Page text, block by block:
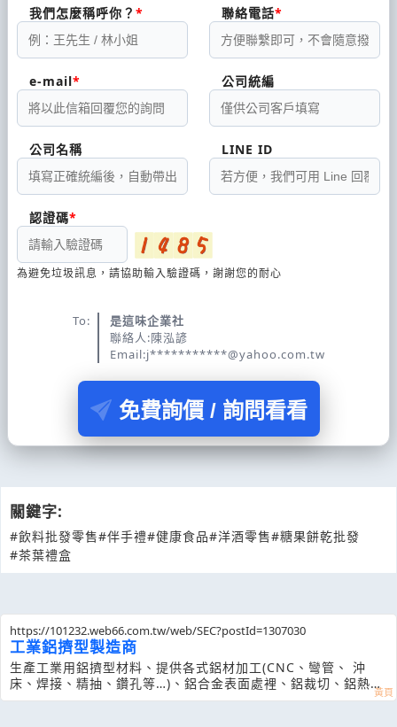
我們怎麼稱呼你？ 聯絡電話
e-mail 公司統編
公司名稱 LINE ID
認證碼
為避免垃圾訊息，請協助輸入驗證碼，謝謝您的耐心
To:
是這味企業社
聯絡人:陳泓諺
Email:j***********@yahoo.com.tw
免費詢價 / 詢問看看
關鍵字:
#飲料批發零售#伴手禮#健康食品#洋酒零售#糖果餅乾批發
#茶葉禮盒
https://101232.web66.com.tw/web/SEC?postId=1307030
工業鋁擠型製造商
生產工業用鋁擠型材料、提供各式鋁材加工(CNC、彎管、 沖
床、焊接、精抽、鑽孔等…)、鋁合金表面處裡、鋁裁切、鋁熱處
理、鋁擠型模